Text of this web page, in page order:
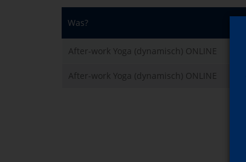
Was?
After-work Yoga (dynamisch) ONLINE
After-work Yoga (dynamisch) ONLINE